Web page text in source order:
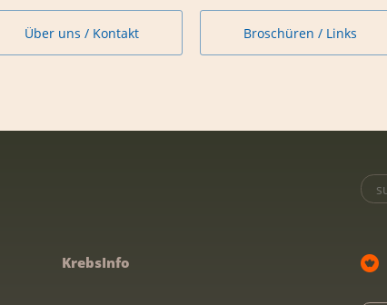
Über uns / Kontakt Broschüren / Links
KrebsInfo